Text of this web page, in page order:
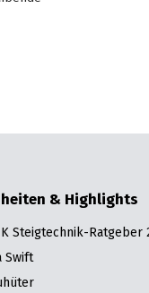
& Highlights
Steigtechnik-Ratgeber
Swift